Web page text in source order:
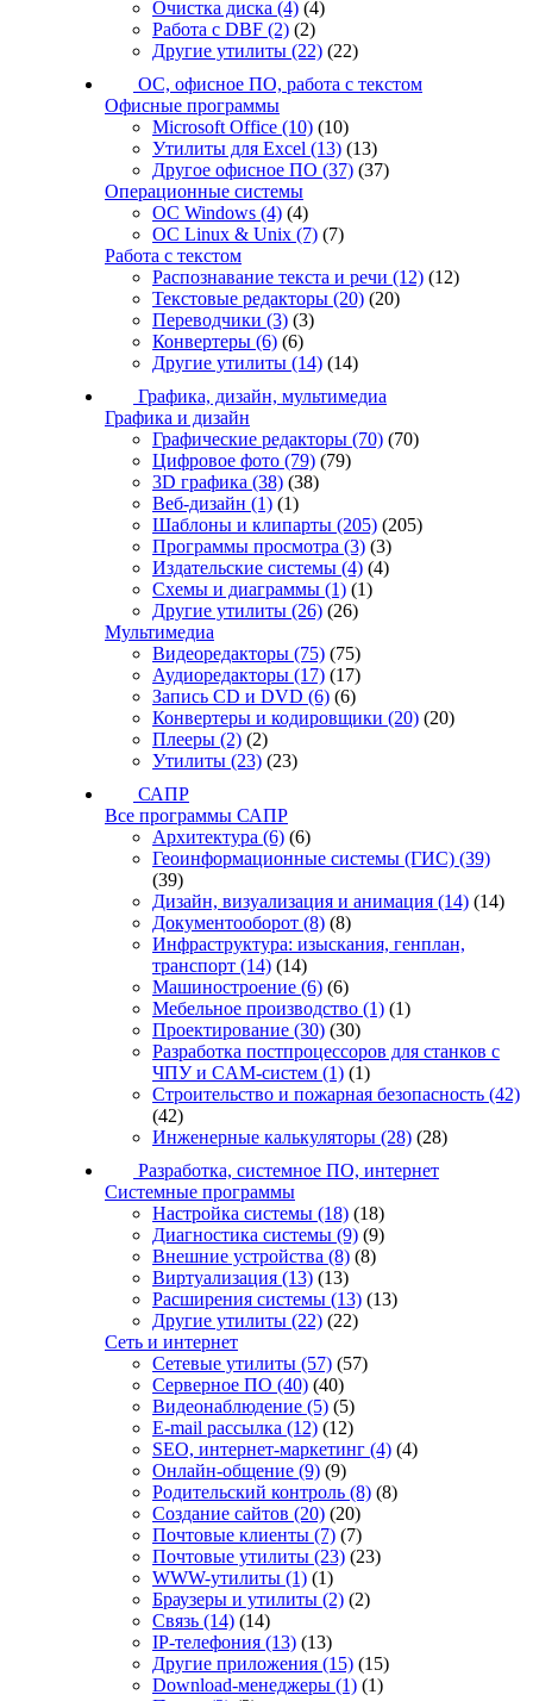
Очистка диска (4) (4)
Работа с DBF (2) (2)
Другие утилиты (22) (22)
ОС, офисное ПО, работа с текстом
Офисные программы
Microsoft Office (10) (10)
Утилиты для Excel (13) (13)
Другое офисное ПО (37) (37)
Операционные системы
ОС Windows (4) (4)
ОС Linux & Unix (7) (7)
Работа с текстом
Распознавание текста и речи (12) (12)
Текстовые редакторы (20) (20)
Переводчики (3) (3)
Конвертеры (6) (6)
Другие утилиты (14) (14)
Графика, дизайн, мультимедиа
Графика и дизайн
Графические редакторы (70) (70)
Цифровое фото (79) (79)
3D графика (38) (38)
Веб-дизайн (1) (1)
Шаблоны и клипарты (205) (205)
Программы просмотра (3) (3)
Издательские системы (4) (4)
Схемы и диаграммы (1) (1)
Другие утилиты (26) (26)
Мультимедиа
Видеоредакторы (75) (75)
Аудиоредакторы (17) (17)
Запись CD и DVD (6) (6)
Конвертеры и кодировщики (20) (20)
Плееры (2) (2)
Утилиты (23) (23)
САПР
Все программы САПР
Архитектура (6) (6)
Геоинформационные системы (ГИС) (39)
(39)
Дизайн, визуализация и анимация (14) (14)
Документооборот (8) (8)
Инфраструктура: изыскания, генплан,
транспорт (14) (14)
Машиностроение (6) (6)
Мебельное производство (1) (1)
Проектирование (30) (30)
Разработка постпроцессоров для станков с
ЧПУ и CAM-систем (1) (1)
Строительство и пожарная безопасность (42)
(42)
Инженерные калькуляторы (28) (28)
Разработка, системное ПО, интернет
Системные программы
Настройка системы (18) (18)
Диагностика системы (9) (9)
Внешние устройства (8) (8)
Виртуализация (13) (13)
Расширения системы (13) (13)
Другие утилиты (22) (22)
Сеть и интернет
Сетевые утилиты (57) (57)
Серверное ПО (40) (40)
Видеонаблюдение (5) (5)
E-mail рассылка (12) (12)
SEO, интернет-маркетинг (4) (4)
Онлайн-общение (9) (9)
Родительский контроль (8) (8)
Создание сайтов (20) (20)
Почтовые клиенты (7) (7)
Почтовые утилиты (23) (23)
WWW-утилиты (1) (1)
Браузеры и утилиты (2) (2)
Связь (14) (14)
IP-телефония (13) (13)
Другие приложения (15) (15)
Download-менеджеры (1) (1)